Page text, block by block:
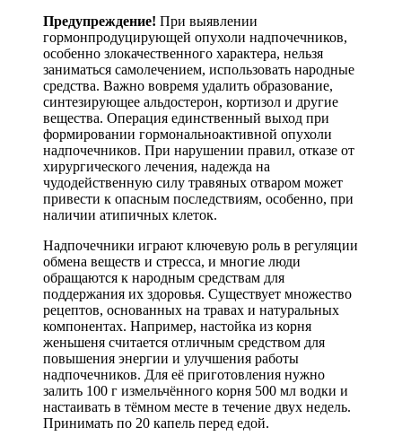
Предупреждение! При выявлении
гормонпродуцирующей опухоли надпочечников,
особенно злокачественного характера, нельзя
заниматься самолечением, использовать народные
средства. Важно вовремя удалить образование,
синтезирующее альдостерон, кортизол и другие
вещества. Операция единственный выход при
формировании гормональноактивной опухоли
надпочечников. При нарушении правил, отказе от
хирургического лечения, надежда на
чудодейственную силу травяных отваром может
привести к опасным последствиям, особенно, при
наличии атипичных клеток.
Надпочечники играют ключевую роль в регуляции
обмена веществ и стресса, и многие люди
обращаются к народным средствам для
поддержания их здоровья. Существует множество
рецептов, основанных на травах и натуральных
компонентах. Например, настойка из корня
женьшеня считается отличным средством для
повышения энергии и улучшения работы
надпочечников. Для её приготовления нужно
залить 100 г измельчённого корня 500 мл водки и
настаивать в тёмном месте в течение двух недель.
Принимать по 20 капель перед едой.